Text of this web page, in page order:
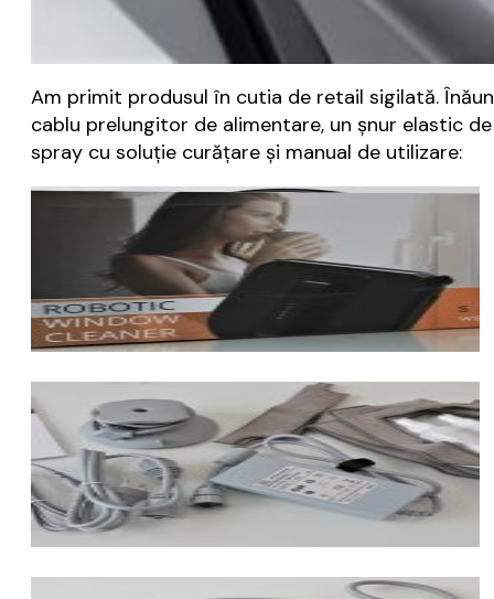
Am primit produsul în cutia de retail sigilată.
cablu prelungitor de alimentare, un șnur elastic
spray cu soluție curățare și manual de utilizare: